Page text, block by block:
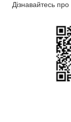
Дізнавайтесь